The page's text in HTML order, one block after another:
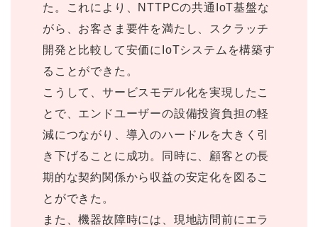
た。これにより、NTTPCの共通IoT基盤な
がら、お客さま要件を満たし、スクラッチ
開発と比較して安価にIoTシステムを構築す
ることができた。
こうして、サービスモデル化を実現したこ
とで、エンドユーザーの設備投資負担の軽
減につながり、導入のハードルを大きく引
き下げることに成功。同時に、顧客との長
期的な契約関係から収益の安定化を図るこ
とができた。
また、機器故障時には、現地訪問前にエラ